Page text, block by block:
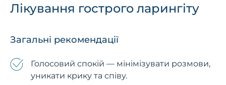
Лікування гострого ларингіту
Загальні рекомендації
Голосовий спокій — мінімізувати розмови,
уникати крику та співу.